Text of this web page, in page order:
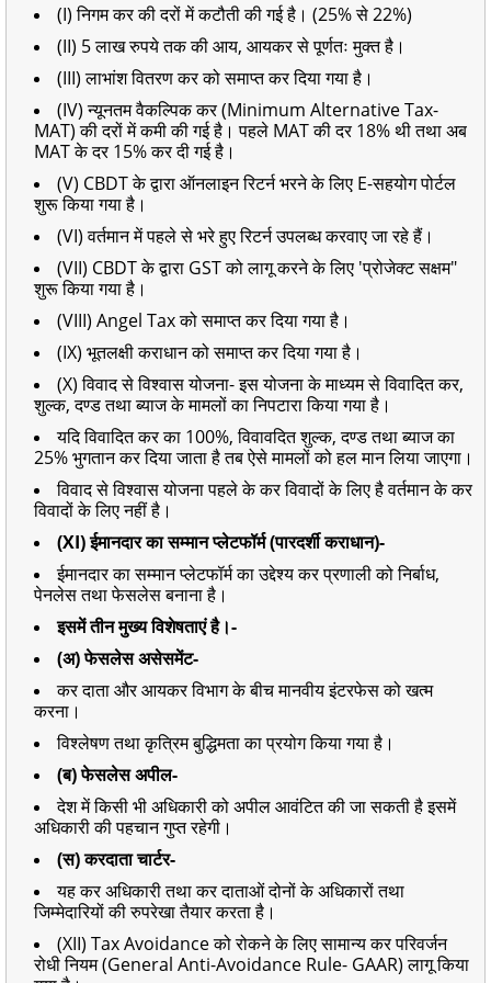
(I) निगम कर की दरों में कटौती की गई है। (25% से 22%)
(II) 5 लाख रुपये तक की आय, आयकर से पूर्णतः मुक्त है।
(III) लाभांश वितरण कर को समाप्त कर दिया गया है।
(IV) न्यूनतम वैकल्पिक कर (Minimum Alternative Tax-
MAT) की दरों में कमी की गई है। पहले MAT की दर 18% थी तथा अब
MAT के दर 15% कर दी गई है।
(V) CBDT के द्वारा ऑनलाइन रिटर्न भरने के लिए E-सहयोग पोर्टल
शुरू किया गया है।
(VI) वर्तमान में पहले से भरे हुए रिटर्न उपलब्ध करवाए जा रहे हैं।
(VII) CBDT के द्वारा GST को लागू करने के लिए 'प्रोजेक्ट सक्षम"
शुरू किया गया है।
(VIII) Angel Tax को समाप्त कर दिया गया है।
(IX) भूतलक्षी कराधान को समाप्त कर दिया गया है।
(X) विवाद से विश्वास योजना- इस योजना के माध्यम से विवादित कर,
शुल्क, दण्ड तथा ब्याज के मामलों का निपटारा किया गया है।
यदि विवादित कर का 100%, विवावदित शुल्क, दण्ड तथा ब्याज का
25% भुगतान कर दिया जाता है तब ऐसे मामलों को हल मान लिया जाएगा।
विवाद से विश्वास योजना पहले के कर विवादों के लिए है वर्तमान के कर
विवादों के लिए नहीं है।
(XI) ईमानदार का सम्मान प्लेटफॉर्म (पारदर्शी कराधान)-
ईमानदार का सम्मान प्लेटफॉर्म का उद्देश्य कर प्रणाली को निर्बाध,
पेनलेस तथा फेसलेस बनाना है।
इसमें तीन मुख्य विशेषताएं है।-
(अ) फेसलेस असेसमेंट-
कर दाता और आयकर विभाग के बीच मानवीय इंटरफेस को खत्म
करना।
विश्लेषण तथा कृत्रिम बुद्धिमता का प्रयोग किया गया है।
(ब) फेसलेस अपील-
देश में किसी भी अधिकारी को अपील आवंटित की जा सकती है इसमें
अधिकारी की पहचान गुप्त रहेगी।
(स) करदाता चार्टर-
यह कर अधिकारी तथा कर दाताओं दोनों के अधिकारों तथा
जिम्मेदारियों की रुपरेखा तैयार करता है।
(XII) Tax Avoidance को रोकने के लिए सामान्य कर परिवर्जन
रोधी नियम (General Anti-Avoidance Rule- GAAR) लागू किया